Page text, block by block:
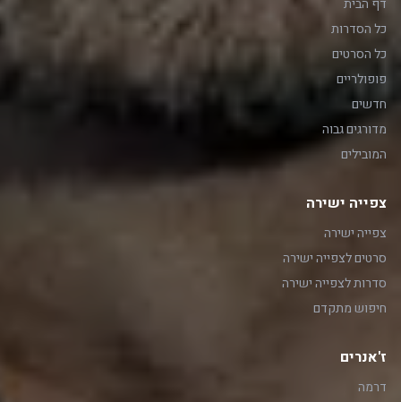
דף הבית
כל הסדרות
כל הסרטים
פופולריים
חדשים
מדורגים גבוה
המובילים
צפייה ישירה
צפייה ישירה
סרטים לצפייה ישירה
סדרות לצפייה ישירה
חיפוש מתקדם
ז'אנרים
דרמה